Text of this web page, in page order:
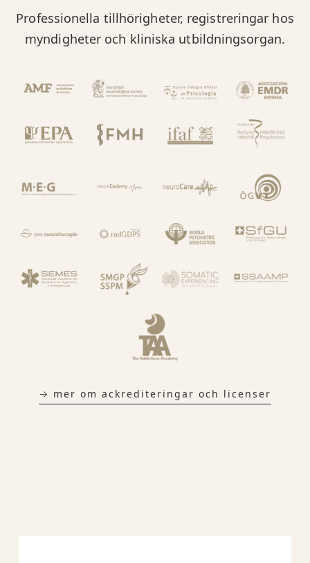
Professionella tillhörigheter, registreringar hos
myndigheter och kliniska utbildningsorgan.
→ mer om ackrediteringar och licenser